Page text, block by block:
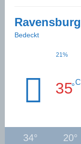
Ravensburg
Bedeckt
21%
35°C
34° 20°